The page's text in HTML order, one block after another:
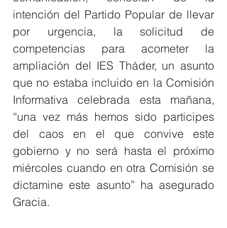
intención del Partido Popular de llevar
por urgencia, la solicitud de
competencias para acometer la
ampliación del IES Tháder, un asunto
que no estaba incluido en la Comisión
Informativa celebrada esta mañana,
“una vez más hemos sido participes
del caos en el que convive este
gobierno y no será hasta el próximo
miércoles cuando en otra Comisión se
dictamine este asunto” ha asegurado
Gracia.